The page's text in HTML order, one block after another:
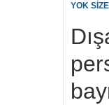
YOK